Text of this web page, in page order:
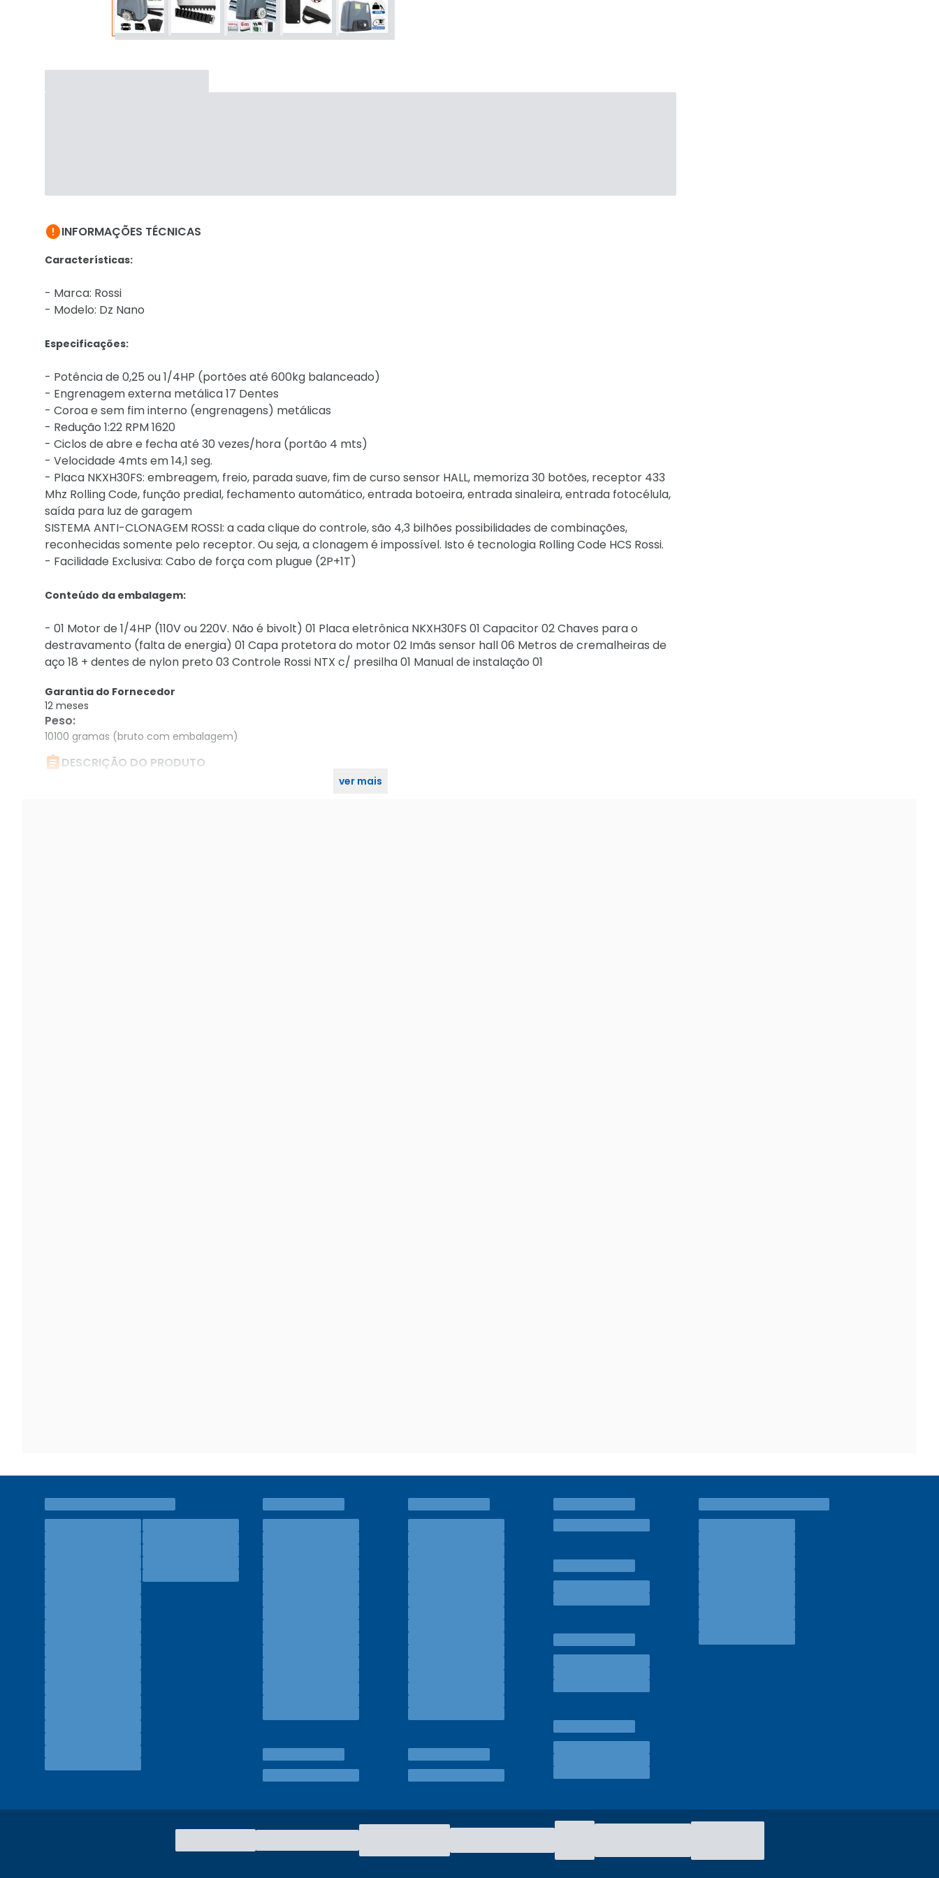
INFORMAÇÕES TÉCNICAS
Características:
- Marca: Rossi
- Modelo: Dz Nano
Especificações:
- Potência de 0,25 ou 1/4HP (portões até 600kg balanceado)
- Engrenagem externa metálica 17 Dentes
- Coroa e sem fim interno (engrenagens) metálicas
- Redução 1:22 RPM 1620
- Ciclos de abre e fecha até 30 vezes/hora (portão 4 mts)
- Velocidade 4mts em 14,1 seg.
- Placa NKXH30FS: embreagem, freio, parada suave, fim de curso sensor HALL, memoriza 30 botões, receptor 433
Mhz Rolling Code, função predial, fechamento automático, entrada botoeira, entrada sinaleira, entrada fotocélula,
saída para luz de garagem
SISTEMA ANTI-CLONAGEM ROSSI: a cada clique do controle, são 4,3 bilhões possibilidades de combinações,
reconhecidas somente pelo receptor. Ou seja, a clonagem é impossível. Isto é tecnologia Rolling Code HCS Rossi.
- Facilidade Exclusiva: Cabo de força com plugue (2P+1T)
Conteúdo da embalagem:
- 01 Motor de 1/4HP (110V ou 220V. Não é bivolt) 01 Placa eletrônica NKXH30FS 01 Capacitor 02 Chaves para o
destravamento (falta de energia) 01 Capa protetora do motor 02 Imãs sensor hall 06 Metros de cremalheiras de
aço 18 + dentes de nylon preto 03 Controle Rossi NTX c/ presilha 01 Manual de instalação 01
Garantia do Fornecedor
12 meses
Peso:
10100 gramas (bruto com embalagem)
DESCRIÇÃO DO PRODUTO
ver mais